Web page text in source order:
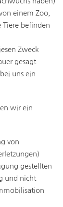
einem Zoo,
Tiere befinden
Zweck
gesagt
uns ein
wir ein
von
gestellten
und nicht